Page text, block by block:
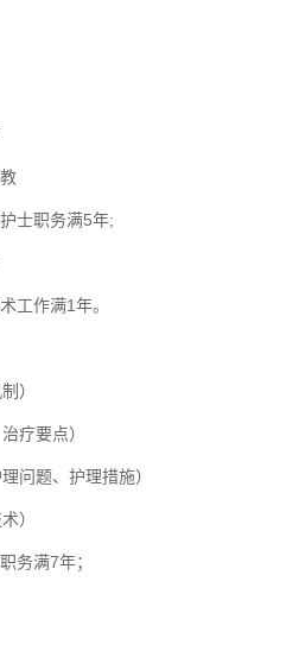
士职务满5年;
工作满1年。
）
疗要点）
问题、护理措施）
）
务满7年；